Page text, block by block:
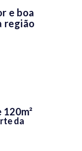
e boa
região
da